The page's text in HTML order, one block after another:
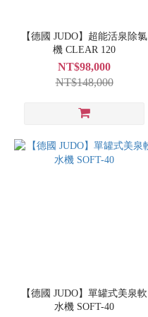
【德國 JUDO】超能活泉除氯
機 CLEAR 120
NT$98,000
NT$148,000
【德國 JUDO】單罐式美泉軟
水機 SOFT-40